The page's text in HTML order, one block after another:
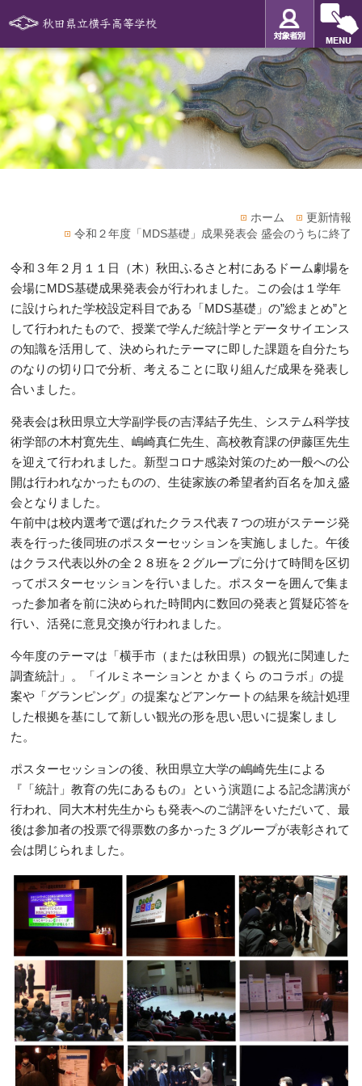
ホーム
更新情報
令和２年度「MDS基礎」成果発表会 盛会のうちに終了
令和３年２月１１日（木）秋田ふるさと村にあるドーム劇場を
会場にMDS基礎成果発表会が行われました。この会は１学年
に設けられた学校設定科目である「MDS基礎」の”総まとめ”と
して行われたもので、授業で学んだ統計学とデータサイエンス
の知識を活用して、決められたテーマに即した課題を自分たち
のなりの切り口で分析、考えることに取り組んだ成果を発表し
合いました。
発表会は秋田県立大学副学長の吉澤結子先生、システム科学技
術学部の木村寛先生、嶋崎真仁先生、高校教育課の伊藤匡先生
を迎えて行われました。新型コロナ感染対策のため一般への公
開は行われなかったものの、生徒家族の希望者約百名を加え盛
会となりました。
午前中は校内選考で選ばれたクラス代表７つの班がステージ発
表を行った後同班のポスターセッションを実施しました。午後
はクラス代表以外の全２８班を２グループに分けて時間を区切
ってポスターセッションを行いました。ポスターを囲んで集ま
った参加者を前に決められた時間内に数回の発表と質疑応答を
行い、活発に意見交換が行われました。
今年度のテーマは「横手市（または秋田県）の観光に関連した
調査統計」。「イルミネーションと かまくら のコラボ」の提
案や「グランピング」の提案などアンケートの結果を統計処理
した根拠を基にして新しい観光の形を思い思いに提案しまし
た。
ポスターセッションの後、秋田県立大学の嶋崎先生による
『「統計」教育の先にあるもの』という演題による記念講演が
行われ、同大木村先生からも発表へのご講評をいただいて、最
後は参加者の投票で得票数の多かった３グループが表彰されて
会は閉じられました。